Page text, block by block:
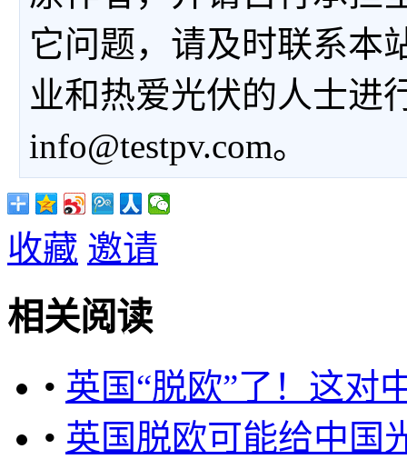
它问题，请及时联系本
业和热爱光伏的人士进
info@testpv.com。
收藏 邀请
相关阅读
• 英国“脱欧”了！这对
• 英国脱欧可能给中国